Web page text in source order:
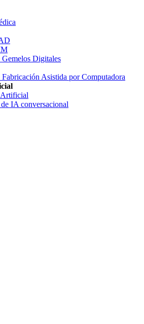
Gemelos Digitales
Fabricación Asistida por Computadora
IA conversacional